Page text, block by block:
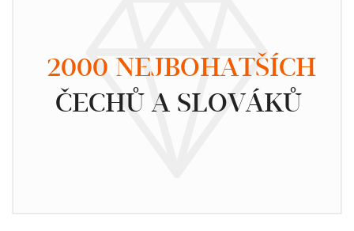
2000 NEJBOHATŠÍCH
ČECHŮ A SLOVÁKŮ